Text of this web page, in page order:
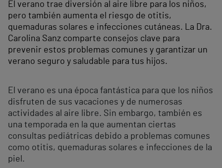
El verano trae diversión al aire libre para los niños,
pero también aumenta el riesgo de otitis,
quemaduras solares e infecciones cutáneas. La Dra.
Carolina Sanz comparte consejos clave para
prevenir estos problemas comunes y garantizar un
verano seguro y saludable para tus hijos.
El verano es una época fantástica para que los niños
disfruten de sus vacaciones y de numerosas
actividades al aire libre. Sin embargo, también es
una temporada en la que aumentan ciertas
consultas pediátricas debido a problemas comunes
como otitis, quemaduras solares e infecciones de la
piel.